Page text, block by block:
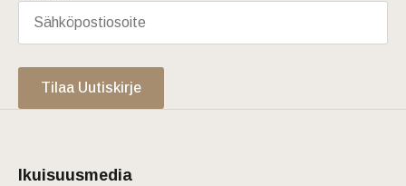
Tilaa Uutiskirje
Ikuisuusmedia